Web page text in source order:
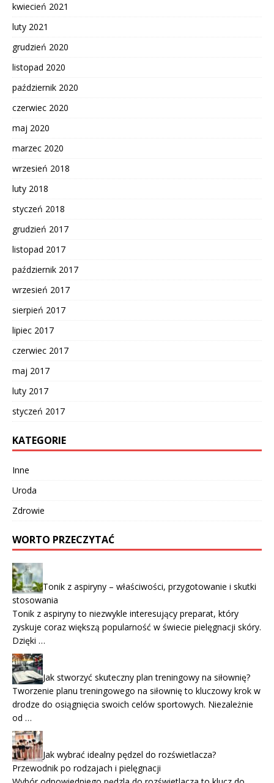
kwiecień 2021
luty 2021
grudzień 2020
listopad 2020
październik 2020
czerwiec 2020
maj 2020
marzec 2020
wrzesień 2018
luty 2018
styczeń 2018
grudzień 2017
listopad 2017
październik 2017
wrzesień 2017
sierpień 2017
lipiec 2017
czerwiec 2017
maj 2017
luty 2017
styczeń 2017
KATEGORIE
Inne
Uroda
Zdrowie
WORTO PRZECZYTAĆ
Tonik z aspiryny – właściwości, przygotowanie i skutki
stosowania
Tonik z aspiryny to niezwykle interesujący preparat, który
zyskuje coraz większą popularność w świecie pielęgnacji skóry.
Dzięki …
Jak stworzyć skuteczny plan treningowy na siłownię?
Tworzenie planu treningowego na siłownię to kluczowy krok w
drodze do osiągnięcia swoich celów sportowych. Niezależnie
od …
Jak wybrać idealny pędzel do rozświetlacza?
Przewodnik po rodzajach i pielęgnacji